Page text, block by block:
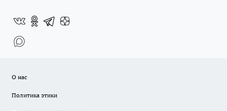
О нас
Политика этики